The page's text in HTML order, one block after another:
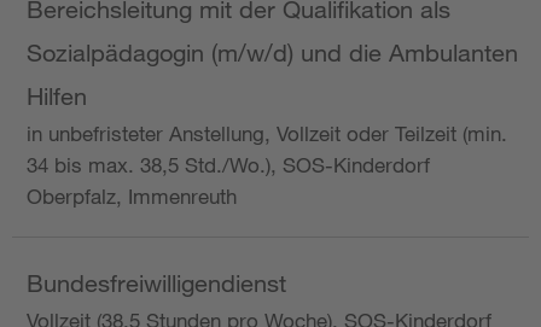
Bereichsleitung mit der Qualifikation als
Sozialpädagogin (m/w/d) und die Ambulanten
Hilfen
in unbefristeter Anstellung, Vollzeit oder Teilzeit (min.
34 bis max. 38,5 Std./Wo.), SOS-Kinderdorf
Oberpfalz, Immenreuth
Bundesfreiwilligendienst
Vollzeit (38,5 Stunden pro Woche), SOS-Kinderdorf